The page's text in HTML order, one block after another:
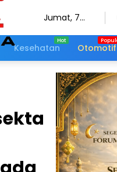
Jumat, 7
2026
Kesehatan Otomotif